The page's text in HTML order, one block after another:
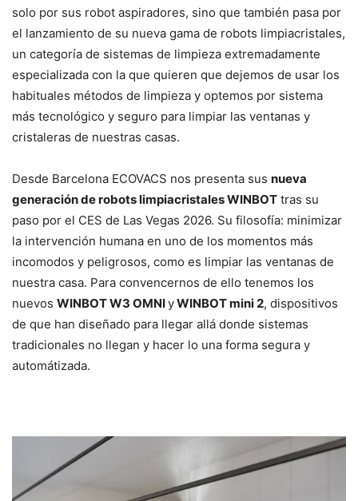
solo por sus robot aspiradores, sino que también pasa por
el lanzamiento de su nueva gama de robots limpiacristales,
un categoría de sistemas de limpieza extremadamente
especializada con la que quieren que dejemos de usar los
habituales métodos de limpieza y optemos por sistema
más tecnológico y seguro para limpiar las ventanas y
cristaleras de nuestras casas.
Desde Barcelona ECOVACS nos presenta sus nueva
generación de robots limpiacristales WINBOT tras su
paso por el CES de Las Vegas 2026. Su filosofía: minimizar
la intervención humana en uno de los momentos más
incomodos y peligrosos, como es limpiar las ventanas de
nuestra casa. Para convencernos de ello tenemos los
nuevos WINBOT W3 OMNIyWINBOT mini 2, dispositivos
de que han diseñado para llegar allá donde sistemas
tradicionales no llegan y hacer lo una forma segura y
automátizada.